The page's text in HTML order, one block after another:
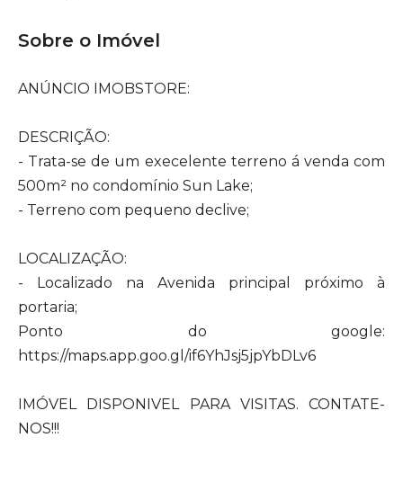
Sobre o Imóvel
ANÚNCIO IMOBSTORE:
DESCRIÇÃO:
- Trata-se de um execelente terreno á venda com
500m² no condomínio Sun Lake;
- Terreno com pequeno declive;
LOCALIZAÇÃO:
- Localizado na Avenida principal próximo à
portaria;
Ponto do google:
https://maps.app.goo.gl/if6YhJsj5jpYbDLv6
IMÓVEL DISPONIVEL PARA VISITAS. CONTATE-
NOS!!!